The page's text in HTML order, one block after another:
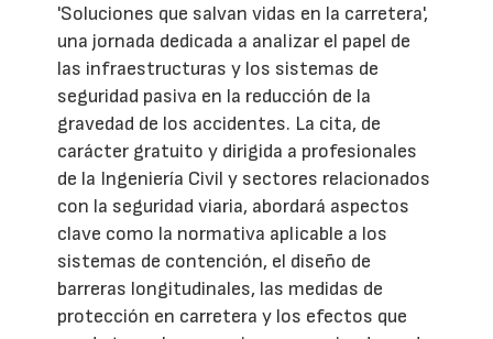
'Soluciones que salvan vidas en la carretera',
una jornada dedicada a analizar el papel de
las infraestructuras y los sistemas de
seguridad pasiva en la reducción de la
gravedad de los accidentes. La cita, de
carácter gratuito y dirigida a profesionales
de la Ingeniería Civil y sectores relacionados
con la seguridad viaria, abordará aspectos
clave como la normativa aplicable a los
sistemas de contención, el diseño de
barreras longitudinales, las medidas de
protección en carretera y los efectos que